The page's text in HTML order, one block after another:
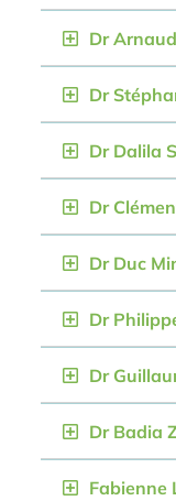
Dr
Dr
Dr Dalila
Dr
Dr Duc
Dr
Dr
Dr Badia
Fabienne